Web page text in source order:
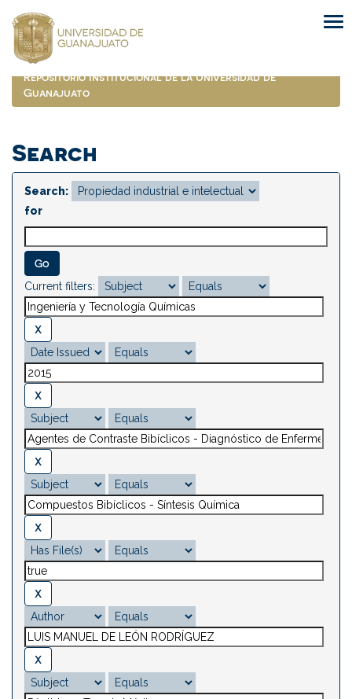
navigation
Repositorio Institucional de la Universidad de
Guanajuato
Search
Search:
for
Current filters: